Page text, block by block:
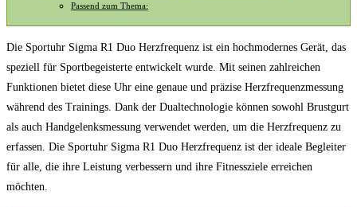
Passend zum Thema:
Die Sportuhr Sigma R1 Duo Herzfrequenz ist ein hochmodernes Gerät, das
speziell für Sportbegeisterte entwickelt wurde. Mit seinen zahlreichen
Funktionen bietet diese Uhr eine genaue und präzise Herzfrequenzmessung
während des Trainings. Dank der Dualtechnologie können sowohl Brustgurt
als auch Handgelenksmessung verwendet werden, um die Herzfrequenz zu
erfassen. Die Sportuhr Sigma R1 Duo Herzfrequenz ist der ideale Begleiter
für alle, die ihre Leistung verbessern und ihre Fitnessziele erreichen
möchten.